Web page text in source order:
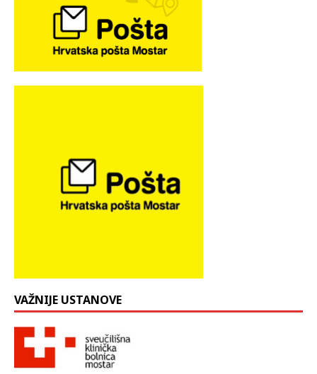
VAŽNIJE USTANOVE